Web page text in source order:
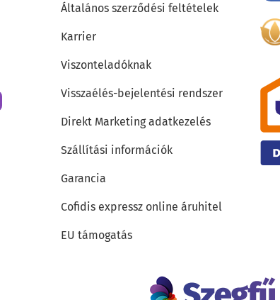
Általános szerződési feltételek
Karrier
Viszonteladóknak
Visszaélés-bejelentési rendszer
Direkt Marketing adatkezelés
Szállítási információk
Garancia
Cofidis expressz online áruhitel
EU támogatás